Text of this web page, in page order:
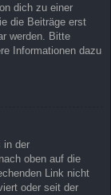
dich zu einer
die Beiträge erst
werden. Bitte
Informationen dazu
in der
oben auf die
Link nicht
oder seit der